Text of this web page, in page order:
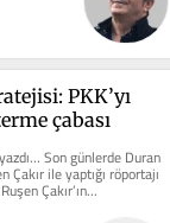
PKK’yı
çabası
Son günlerde Duran
Çakır ile yaptığı röportajı
Çakır’ın...